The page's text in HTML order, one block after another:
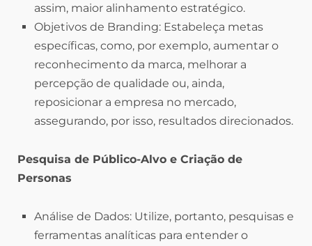
assim, maior alinhamento estratégico.
Objetivos de Branding: Estabeleça metas
específicas, como, por exemplo, aumentar o
reconhecimento da marca, melhorar a
percepção de qualidade ou, ainda,
reposicionar a empresa no mercado,
assegurando, por isso, resultados direcionados.
Pesquisa de Público-Alvo e Criação de
Personas
Análise de Dados: Utilize, portanto, pesquisas e
ferramentas analíticas para entender o